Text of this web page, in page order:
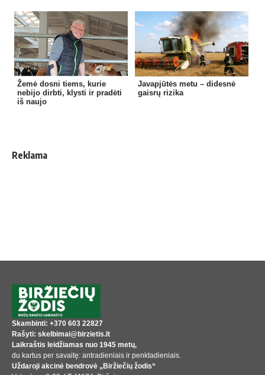
Žemė dosni tiems, kurie
nebijo dirbti, klysti ir pradėti
iš naujo
Javapjūtės metu – didesnė
gaisrų rizika
Reklama
Skambinti: +370 603 22827
Rašyti: skelbimai@birzietis.lt
Laikraštis leidžiamas nuo 1945 metų,
du kartus per savaitę: antradieniais ir penktadieniais.
Uždaroji akcinė bendrovė „Biržiečių žodis“